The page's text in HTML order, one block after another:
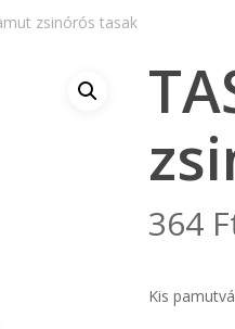
zsinórós tasak
364
Kis